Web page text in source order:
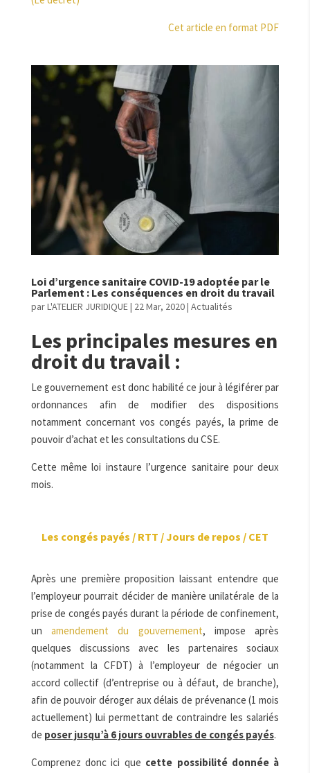
Cet article en format PDF
Loi d’urgence sanitaire COVID-19 adoptée par le
Parlement : Les conséquences en droit du travail
parL'ATELIER JURIDIQUE| 22 Mar, 2020| Actualités
Les principales mesures en
droit du travail :
Le gouvernement est donc habilité ce jour à légiférer par
ordonnances afin de modifier des dispositions
notamment concernant vos congés payés, la prime de
pouvoir d’achat et les consultations du CSE.
Cette même loi instaure l’urgence sanitaire pour deux
mois.
Les congés payés / RTT / Jours de repos / CET
Après une première proposition laissant entendre que
l’employeur pourrait décider de manière unilatérale de la
prise de congés payés durant la période de confinement,
unamendement du gouvernement, impose après
quelques discussions avec les partenaires sociaux
(notamment la CFDT) à l’employeur de négocier un
accord collectif (d’entreprise ou à défaut, de branche),
afin de pouvoir déroger aux délais de prévenance (1 mois
actuellement) lui permettant de contraindre les salariés
de poser jusqu’à 6 jours ouvrables de congés payés.
Comprenez donc ici que cette possibilité donnée à